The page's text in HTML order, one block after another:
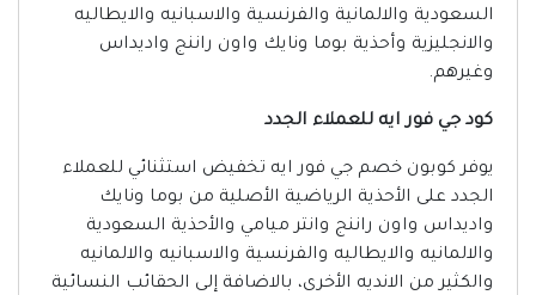
السعودية والالمانية والفرنسية والاسبانيه والايطاليه
والانجليزية وأحذية بوما ونايك واون راننج واديداس
وغيرهم.
كود جي فور ايه للعملاء الجدد
يوفر كوبون خصم جي فور ايه تخفيض استثنائي للعملاء
الجدد على الأحذية الرياضية الأصلية من بوما ونايك
واديداس واون راننج وانتر ميامي والأحذية السعودية
والالمانيه والايطاليه والفرنسية والاسبانيه والالمانيه
والكثير من الانديه الأخرى، بالاضافة إلى الحقائب النسائية